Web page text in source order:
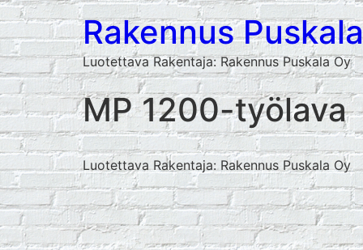
Rakennus
Luotettava Rakentaja: Rakennus Puskala Oy
MP 1200-työlava
Luotettava Rakentaja: Rakennus Puskala Oy